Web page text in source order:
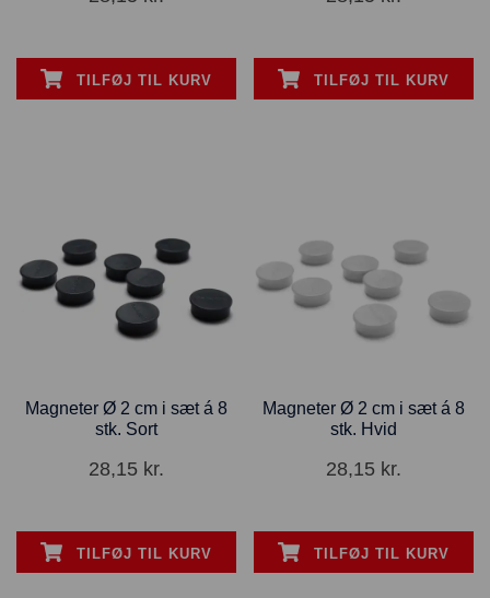
TILFØJ TIL KURV TILFØJ TIL KURV
Magneter Ø 2 cm i sæt á 8
stk. Sort
28,15 kr.
TILFØJ TIL KURV
Magneter Ø 2 cm i sæt á 8
stk. Hvid
28,15 kr.
TILFØJ TIL KURV